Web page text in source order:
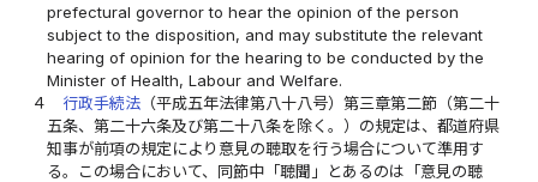
prefectural governor to hear the opinion of the person
subject to the disposition, and may substitute the relevant
hearing of opinion for the hearing to be conducted by the
Minister of Health, Labour and Welfare.
４
行政手続法 （平成五年法律第八十八号）第三章第二節（第二十
五条、第二十六条及び第二十八条を除く。）の規定は、都道府県
知事が前項の規定により意見の聴取を行う場合について準用す
る。この場合において、同節中「聴聞」とあるのは「意見の聴